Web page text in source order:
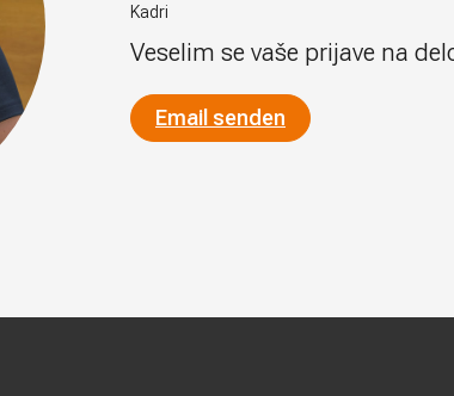
Kadri
Veselim se vaše prijave na
Email senden